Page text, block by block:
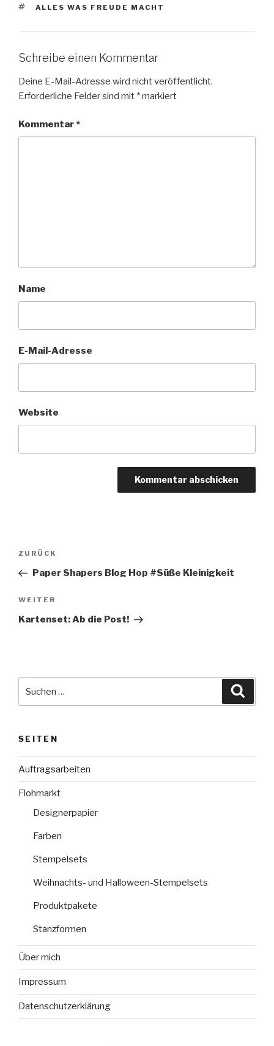
SCHLAGWÖRTER
ALLES WAS FREUDE MACHT
Schreibe einen Kommentar
Deine E-Mail-Adresse wird nicht veröffentlicht.
Erforderliche Felder sind mit *markiert
Kommentar*
Name
E-Mail-Adresse
Website
Beitragsnavigation
Vorheriger
Beitrag
ZURÜCK
Paper Shapers Blog Hop #Süße Kleinigkeit
Nächster
Beitrag
WEITER
Kartenset: Ab die Post!
SEITEN
Auftragsarbeiten
Flohmarkt
Designerpapier
Farben
Stempelsets
Weihnachts- und Halloween-Stempelsets
Produktpakete
Stanzformen
Über mich
Impressum
Datenschutzerklärung